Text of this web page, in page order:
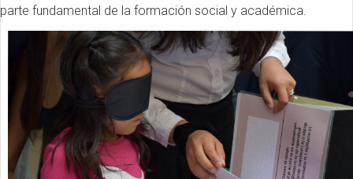
parte fundamental de la formación social y académica.